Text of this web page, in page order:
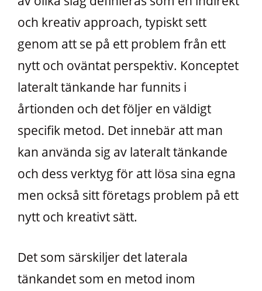
och kreativ approach, typiskt sett
genom att se på ett problem från ett
nytt och oväntat perspektiv. Konceptet
lateralt tänkande har funnits i
årtionden och det följer en väldigt
specifik metod. Det innebär att man
kan använda sig av lateralt tänkande
och dess verktyg för att lösa sina egna
men också sitt företags problem på ett
nytt och kreativt sätt.
Det som särskiljer det laterala
tänkandet som en metod inom